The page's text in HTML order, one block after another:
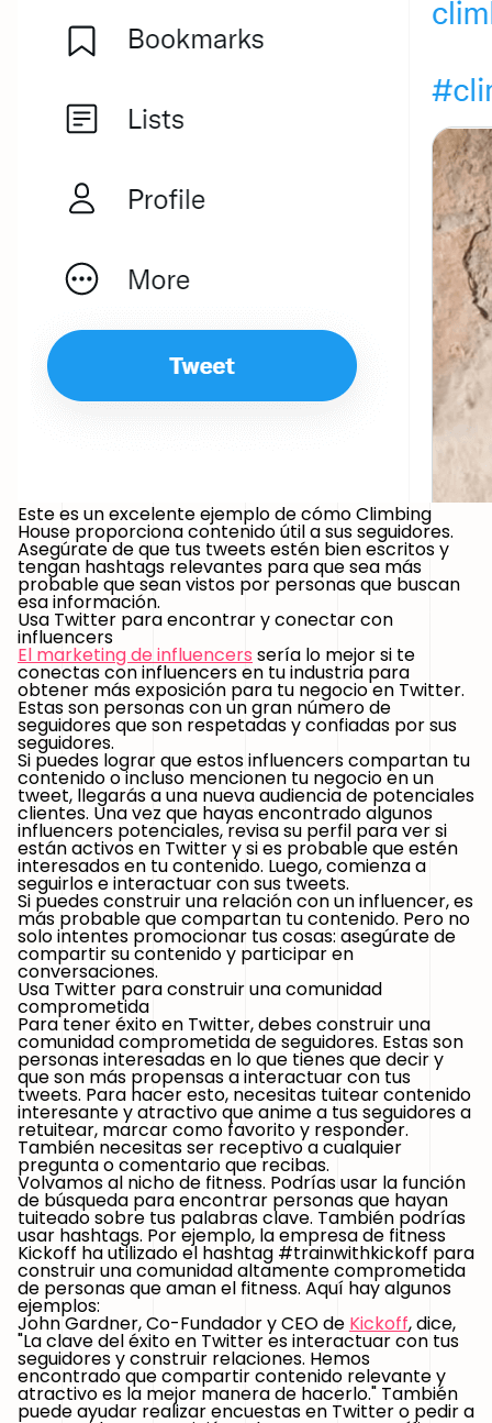
Este es un excelente ejemplo de cómo Climbing
House proporciona contenido útil a sus seguidores.
Asegúrate de que tus tweets estén bien escritos y
tengan hashtags relevantes para que sea más
probable que sean vistos por personas que buscan
esa información.
Usa Twitter para encontrar y conectar con
influencers
El marketing de influencers sería lo mejor si te
conectas con influencers en tu industria para
obtener más exposición para tu negocio en Twitter.
Estas son personas con un gran número de
seguidores que son respetadas y confiadas por sus
seguidores.
Si puedes lograr que estos influencers compartan tu
contenido o incluso mencionen tu negocio en un
tweet, llegarás a una nueva audiencia de potenciales
clientes. Una vez que hayas encontrado algunos
influencers potenciales, revisa su perfil para ver si
están activos en Twitter y si es probable que estén
interesados en tu contenido. Luego, comienza a
seguirlos e interactuar con sus tweets.
Si puedes construir una relación con un influencer, es
más probable que compartan tu contenido. Pero no
solo intentes promocionar tus cosas: asegúrate de
compartir su contenido y participar en
conversaciones.
Usa Twitter para construir una comunidad
comprometida
Para tener éxito en Twitter, debes construir una
comunidad comprometida de seguidores. Estas son
personas interesadas en lo que tienes que decir y
que son más propensas a interactuar con tus
tweets. Para hacer esto, necesitas tuitear contenido
interesante y atractivo que anime a tus seguidores a
retuitear, marcar como favorito y responder.
También necesitas ser receptivo a cualquier
pregunta o comentario que recibas.
Volvamos al nicho de fitness. Podrías usar la función
de búsqueda para encontrar personas que hayan
tuiteado sobre tus palabras clave. También podrías
usar hashtags. Por ejemplo, la empresa de fitness
Kickoff ha utilizado el hashtag #trainwithkickoff para
construir una comunidad altamente comprometida
de personas que aman el fitness. Aquí hay algunos
ejemplos:
John Gardner, Co-Fundador y CEO de Kickoff, dice,
"La clave del éxito en Twitter es interactuar con tus
seguidores y construir relaciones. Hemos
encontrado que compartir contenido relevante y
atractivo es la mejor manera de hacerlo." También
puede ayudar realizar encuestas en Twitter o pedir a